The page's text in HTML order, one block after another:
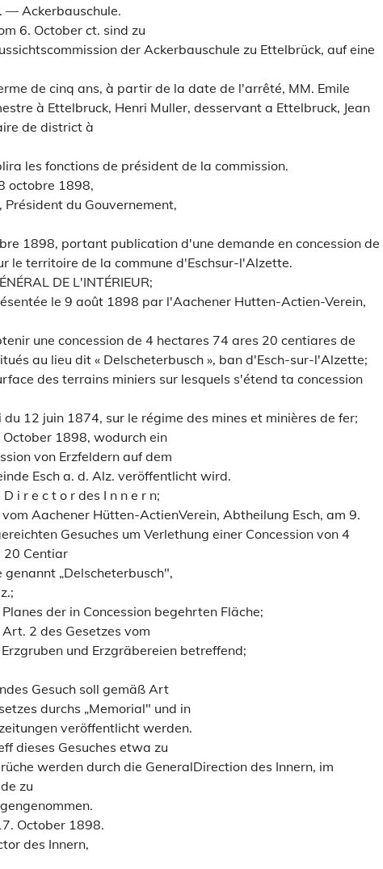
— Ackerbauschule.
6. October ct. sind zu
der Ackerbauschule zu Ettelbrück, auf eine
de cinq ans, à partir de la date de l'arrêté, MM. Emile
à Ettelbruck, Henri Muller, desservant a Ettelbruck, Jean
de district à
les fonctions de président de la commission.
octobre 1898,
du Gouvernement,
1898, portant publication d'une demande en concession de
le territoire de la commune d'Eschsur-l'Alzette.
DE L'INTÉRIEUR;
le 9 août 1898 par l'Aachener Hutten-Actien-Verein,
une concession de 4 hectares 74 ares 20 centiares de
au lieu dit « Delscheterbusch », ban d'Esch-sur-l'Alzette;
des terrains miniers sur lesquels s'étend ta concession
12 juin 1874, sur le régime des mines et minières de fer;
1898, wodurch ein
von Erzfeldern auf dem
Esch a. d. Alz. veröffentlicht wird.
i r e c t o r des I n n e r n;
Aachener Hütten-ActienVerein, Abtheilung Esch, am 9.
Gesuches um Verlethung einer Concession von 4
20 Centiar
genannt „Delscheterbusch",
der in Concession begehrten Fläche;
2 des Gesetzes vom
und Erzgräbereien betreffend;
Gesuch soll gemäß Art
durchs „Memorial" und in
veröffentlicht werden.
dieses Gesuches etwa zu
werden durch die GeneralDirection des Innern, im
zu
October 1898.
des Innern,